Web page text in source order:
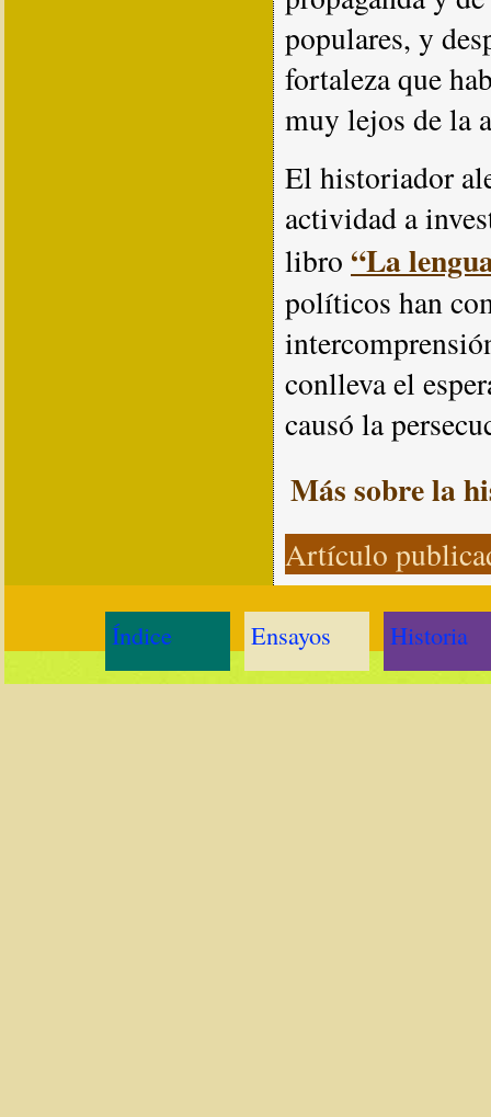
populares, y
fortaleza que
muy lejos de la
El historiador
actividad a
libro “La
políticos han
conlleva el
causó la
Más sobre la
Artículo
Índice Ensayos Historia